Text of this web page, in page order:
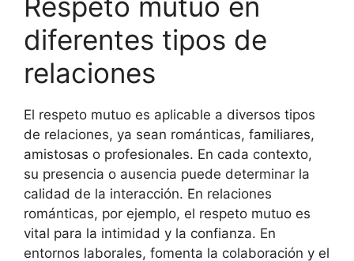
diferentes tipos de
relaciones
El respeto mutuo es aplicable a diversos tipos
de relaciones, ya sean románticas, familiares,
amistosas o profesionales. En cada contexto,
su presencia o ausencia puede determinar la
calidad de la interacción. En relaciones
románticas, por ejemplo, el respeto mutuo es
vital para la intimidad y la confianza. En
entornos laborales, fomenta la colaboración y el